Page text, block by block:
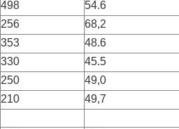
498 54.6
256 68,2
353 48.6
330 45.5
250 49,0
210 49,7